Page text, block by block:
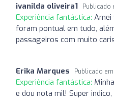
ivanilda oliveira1 Publicado
Experiência fantástica: Amei
foram pontual em tudo,
passageiros com muito
Erika Marques Publicado em
Experiência fantástica:
e dou nota mil! Super